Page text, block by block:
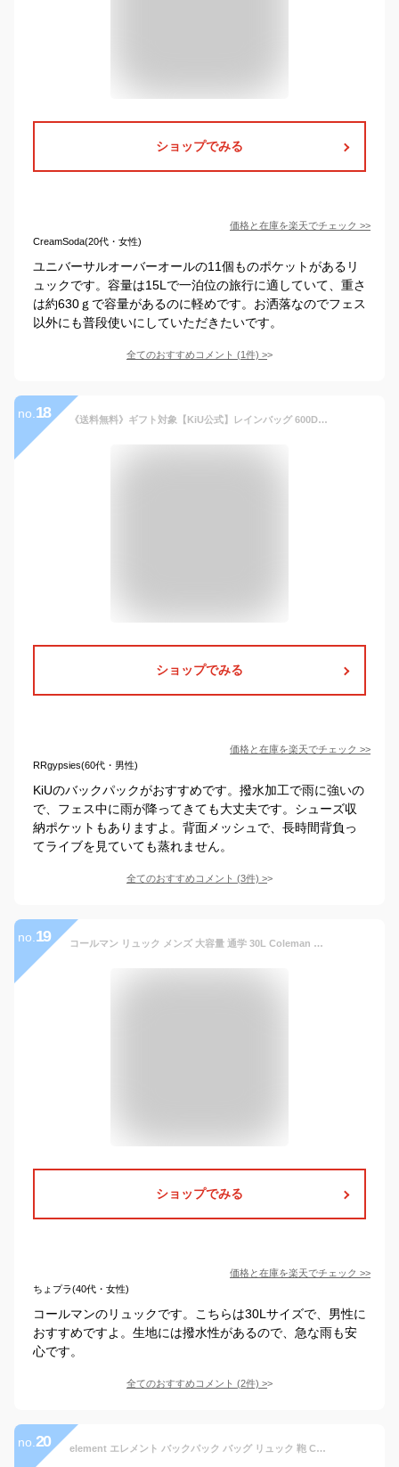
ショップでみる
価格と在庫を楽天でチェック >>
CreamSoda(20代・女性)
ユニバーサルオーバーオールの11個ものポケットがあるリ
ュックです。容量は15Lで一泊位の旅行に適していて、重さ
は約630ｇで容量があるのに軽めです。お洒落なのでフェス
以外にも普段使いにしていただきたいです。
全てのおすすめコメント (1件) >
no. 18 《送料無料》ギフト対象【KiU公式】レインバッグ 600D バックパック【撥水 ユニセックス メンズ レディース 男女兼用 リュック おしゃれ シューズ収納ポケット 靴 サイドファスナー 背面メッシュ 防水 無地】
ショップでみる
価格と在庫を楽天でチェック >>
RRgypsies(60代・男性)
KiUのバックパックがおすすめです。撥水加工で雨に強いの
で、フェス中に雨が降ってきても大丈夫です。シューズ収
納ポケットもありますよ。背面メッシュで、長時間背負っ
てライブを見ていても蒸れません。
全てのおすすめコメント (3件) >
no. 19 コールマン リュック メンズ 大容量 通学 30L Coleman リュックサック レディース AITHRIA エスリア AITHRIA30 デイパック バックパック エスリア30 B4 アウトドア ブランド 男女兼用 男性 女性 大人 通勤 男子 女子 中学生 高校生 大学生 旅行 トレッキング 撥水 PC収納
ショップでみる
価格と在庫を楽天でチェック >>
ちょプラ(40代・女性)
コールマンのリュックです。こちらは30Lサイズで、男性に
おすすめですよ。生地には撥水性があるので、急な雨も安
心です。
全てのおすすめコメント (2件) >
no. 20 element エレメント バックパック バッグ リュック 鞄 Camden Elite Backpack 20LAE022-959 スケート スケボー